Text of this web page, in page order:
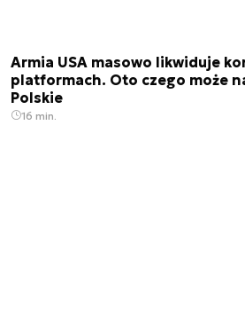
Armia USA masowo likwiduje
platformach. Oto czego może
Polskie
16 min.